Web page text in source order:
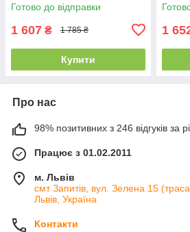
Готово до відправки
1 607 ₴ 1 785 ₴
Купити
1
Про нас
98% позитивних з 246 відгуків за
Працює з 01.02.2011
м. Львів
смт Запитів, вул. Зелена 15
Львів, Україна
Контакти